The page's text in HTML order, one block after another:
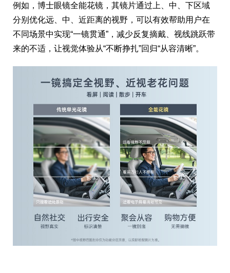
例如，博士眼镜全能花镜，其镜片通过上、中、下区域
分别优化远、中、近距离的视野，可以有效帮助用户在
不同场景中实现“一镜贯通”，减少反复摘戴、视线跳跃带
来的不适，让视觉体验从“不断挣扎”回归“从容清晰”。